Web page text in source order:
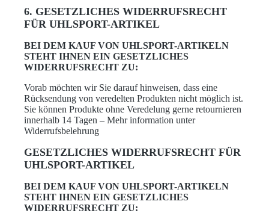
6. GESETZLICHES WIDERRUFSRECHT
FÜR UHLSPORT-ARTIKEL
BEI DEM KAUF VON UHLSPORT-ARTIKELN
STEHT IHNEN EIN GESETZLICHES
WIDERRUFSRECHT ZU:
Vorab möchten wir Sie darauf hinweisen, dass eine
Rücksendung von veredelten Produkten nicht möglich ist.
Sie können Produkte ohne Veredelung gerne retournieren
innerhalb 14 Tagen – Mehr information unter
Widerrufsbelehrung
GESETZLICHES WIDERRUFSRECHT FÜR
UHLSPORT-ARTIKEL
BEI DEM KAUF VON UHLSPORT-ARTIKELN
STEHT IHNEN EIN GESETZLICHES
WIDERRUFSRECHT ZU: